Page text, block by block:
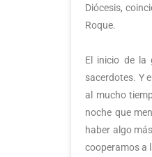
Diócesis,
Roque.
El inicio de la
sacerdotes. Y
al mucho
noche que
haber algo
cooperamos a